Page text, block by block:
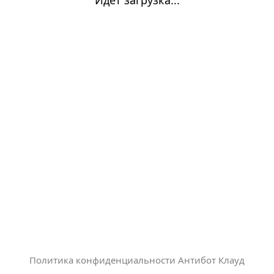
Политика конфиденциальности Антибот Клауд